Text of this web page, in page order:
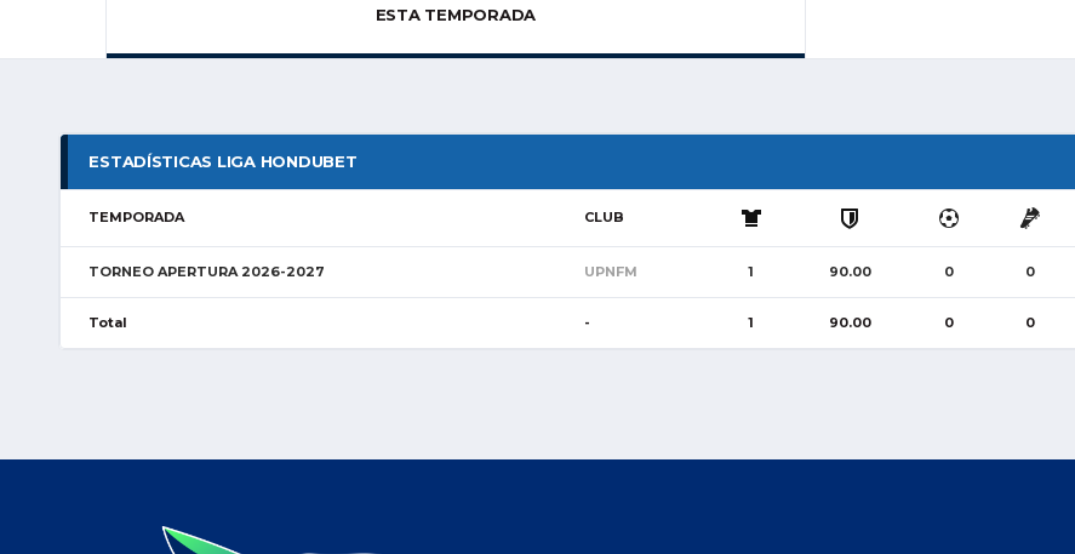
ESTA TEMPORADA
ESTADÍSTICAS LIGA HONDUBET
TEMPORADA CLUB
TORNEO APERTURA 2026-2027 UPNFM 1 90.00 0 0
Total - 1 90.00 0 0